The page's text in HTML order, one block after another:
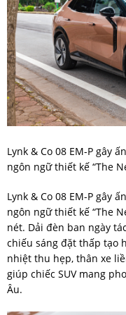
Lynk & Co 08 EM-P gây
ngôn ngữ thiết kế “The
Lynk & Co 08 EM-P gây
ngôn ngữ thiết kế “The
nét. Dải đèn ban ngày
chiếu sáng đặt thấp tạo
nhiệt thu hẹp, thân xe
giúp chiếc SUV mang
Âu.